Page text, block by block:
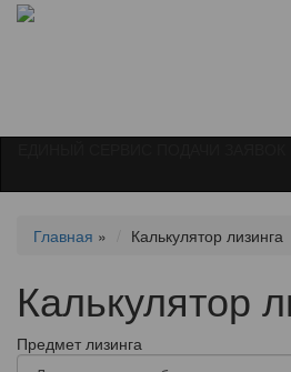
Главная » Калькулятор лизинга
Калькулятор
Предмет лизинга